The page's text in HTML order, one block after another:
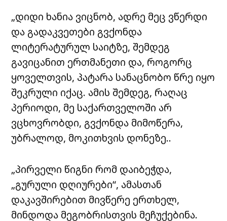
„დიდი ხანია ვიცნობ, ადრე მეც ვწერდი
და გადაკვეთები გვქონდა
ლიტერატურულ საიტზე, შემდეგ
გავიცანით ერთმანეთი და, როგორც
ყოველთვის, პატარა სანაცნობო წრე იყო
შეკრული იქაც. ამის შემდეგ, რაღაც
პერიოდი, მე საქართველოში არ
ვცხოვრობდი, გვქონდა მიმოწერა,
უბრალოდ, მოკითხვის დონეზე..
„პირველი წიგნი რომ დაიბეჭდა,
„გურული დღიურები“, ამასთან
დაკავშირებით მივწერე ერთხელ,
მინდოდა მეგობრისთვის მეჩუქებინა.